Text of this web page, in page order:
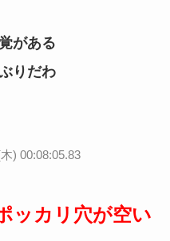
がある
りだわ
) 00:08:05.83
ッカリ穴が空い